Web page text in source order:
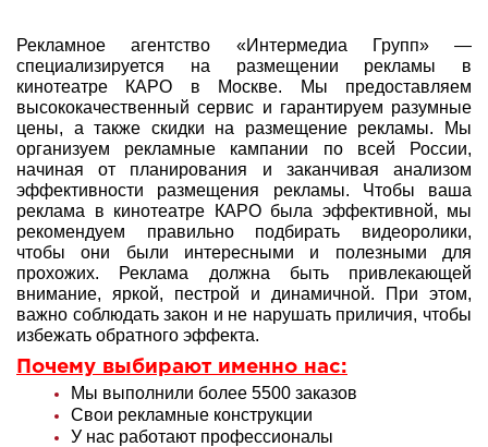
Рекламное агентство «Интермедиа Групп» —
специализируется на размещении рекламы в
кинотеатре КАРО в Москве. Мы предоставляем
высококачественный сервис и гарантируем разумные
цены, а также скидки на размещение рекламы. Мы
организуем рекламные кампании по всей России,
начиная от планирования и заканчивая анализом
эффективности размещения рекламы. Чтобы ваша
реклама в кинотеатре КАРО была эффективной, мы
рекомендуем правильно подбирать видеоролики,
чтобы они были интересными и полезными для
прохожих. Реклама должна быть привлекающей
внимание, яркой, пестрой и динамичной. При этом,
важно соблюдать закон и не нарушать приличия, чтобы
избежать обратного эффекта.
Почему выбирают именно нас:
Мы выполнили более 5500 заказов
Свои рекламные конструкции
У нас работают профессионалы